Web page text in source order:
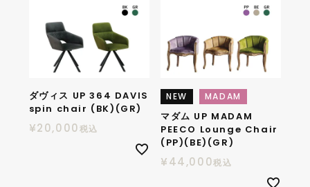
ダヴィス UP 364 DAVIS
spin chair (BK)(GR)
¥20,000税込
NEW MADAM
マダム UP MADAM
PEECO Lounge Chair
(PP)(BE)(GR)
¥44,000税込